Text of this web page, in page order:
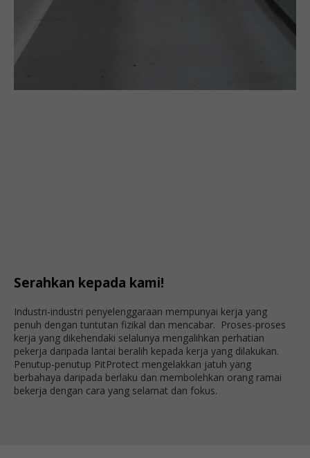
Serahkan kepada kami!
Industri-industri penyelenggaraan mempunyai kerja yang
penuh dengan tuntutan fizikal dan mencabar. Proses-proses
kerja yang dikehendaki selalunya mengalihkan perhatian
pekerja daripada lantai beralih kepada kerja yang dilakukan.
Penutup-penutup PitProtect mengelakkan jatuh yang
berbahaya daripada berlaku dan membolehkan orang ramai
bekerja dengan cara yang selamat dan fokus.